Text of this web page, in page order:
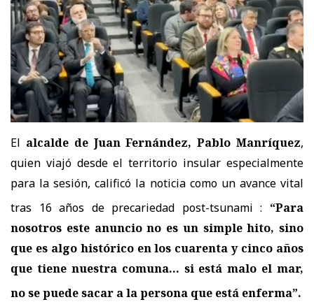
El alcalde de Juan Fernández, Pablo Manríquez,
quien viajó desde el territorio insular especialmente
para la sesión, calificó la noticia como un avance vital
tras 16 años de precariedad post-tsunami: “Para
nosotros este anuncio no es un simple hito, sino
que es algo histórico en los cuarenta y cinco años
que tiene nuestra comuna... si está malo el mar,
no se puede sacar a la persona que está enferma”.